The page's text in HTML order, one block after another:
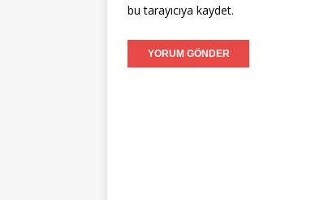
bu tarayıcıya kaydet.